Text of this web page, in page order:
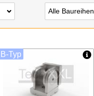
Alle Baureihen
B-Typ